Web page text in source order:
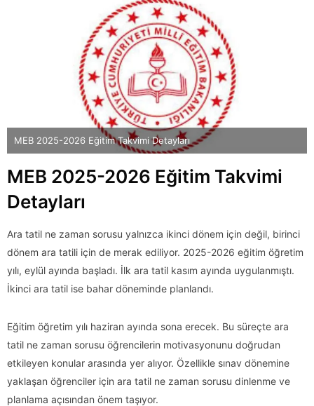
MEB 2025-2026 Eğitim Takvimi Detayları
MEB 2025-2026 Eğitim Takvimi
Detayları
Ara tatil ne zaman sorusu yalnızca ikinci dönem için değil, birinci
dönem ara tatili için de merak ediliyor. 2025-2026 eğitim öğretim
yılı, eylül ayında başladı. İlk ara tatil kasım ayında uygulanmıştı.
İkinci ara tatil ise bahar döneminde planlandı.
Eğitim öğretim yılı haziran ayında sona erecek. Bu süreçte ara
tatil ne zaman sorusu öğrencilerin motivasyonunu doğrudan
etkileyen konular arasında yer alıyor. Özellikle sınav dönemine
yaklaşan öğrenciler için ara tatil ne zaman sorusu dinlenme ve
planlama açısından önem taşıyor.